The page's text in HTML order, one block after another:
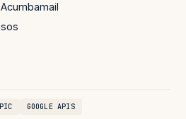
GOOGLE APIS